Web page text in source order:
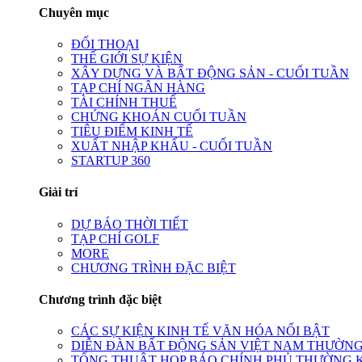
Chuyên mục
ĐỐI THOẠI
THẾ GIỚI SỰ KIỆN
XÂY DỰNG VÀ BẤT ĐỘNG SẢN - CUỐI TUẦN
TẠP CHÍ NGÂN HÀNG
TÀI CHÍNH THUẾ
CHỨNG KHOÁN CUỐI TUẦN
TIÊU ĐIỂM KINH TẾ
XUẤT NHẬP KHẨU - CUỐI TUẦN
STARTUP 360
Giải trí
DỰ BÁO THỜI TIẾT
TẠP CHÍ GOLF
MORE
CHƯƠNG TRÌNH ĐẶC BIỆT
Chương trình đặc biệt
CÁC SỰ KIỆN KINH TẾ VĂN HÓA NỔI BẬT
DIỄN ĐÀN BẤT ĐỘNG SẢN VIỆT NAM